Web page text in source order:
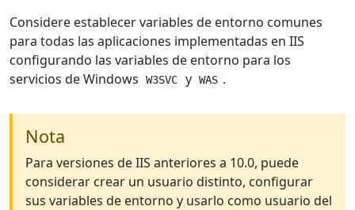
Considere establecer variables de entorno comunes
para todas las aplicaciones implementadas en IIS
configurando las variables de entorno para los
servicios de Windows
W3SVC y WAS .
Nota
Para versiones de IIS anteriores a 10.0, puede
considerar crear un usuario distinto, configurar
sus variables de entorno y usarlo como usuario del